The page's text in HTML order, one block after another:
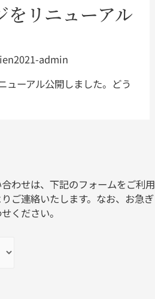
をリニューアル
admin
ューアル公開しました。どう
わせは、下記のフォームをご利用
ご連絡いたします。なお、お急ぎ
ください。